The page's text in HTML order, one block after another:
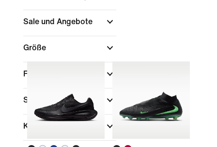
Sale und Angebote
Größe
Farbe
Schuhhöhe
Kollektionen